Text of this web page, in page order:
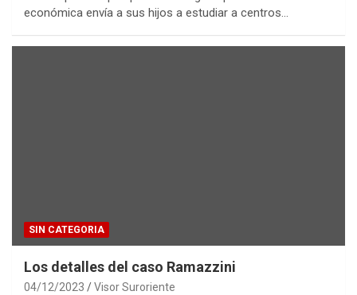
económica envía a sus hijos a estudiar a centros…
SIN CATEGORIA
Los detalles del caso Ramazzini
04/12/2023 Visor Suroriente